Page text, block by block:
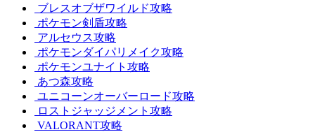
ブレスオブザワイルド攻略
ポケモン剣盾攻略
アルセウス攻略
ポケモンダイパリメイク攻略
ポケモンユナイト攻略
あつ森攻略
ユニコーンオーバーロード攻略
ロストジャッジメント攻略
VALORANT攻略